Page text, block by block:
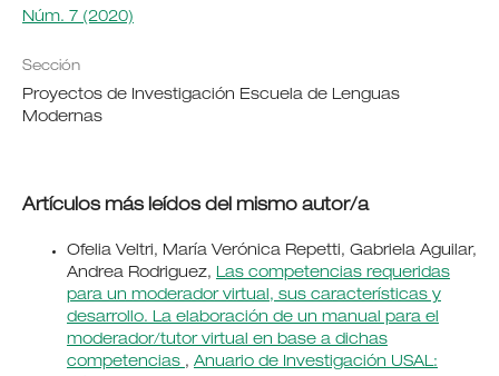
Núm. 7 (2020)
Sección
Proyectos de Investigación Escuela de Lenguas
Modernas
Artículos más leídos del mismo autor/a
Ofelia Veltri, María Verónica Repetti, Gabriela Aguilar,
Andrea Rodriguez, Las competencias requeridas
para un moderador virtual, sus características y
desarrollo. La elaboración de un manual para el
moderador/tutor virtual en base a dichas
competencias , Anuario de Investigación USAL: